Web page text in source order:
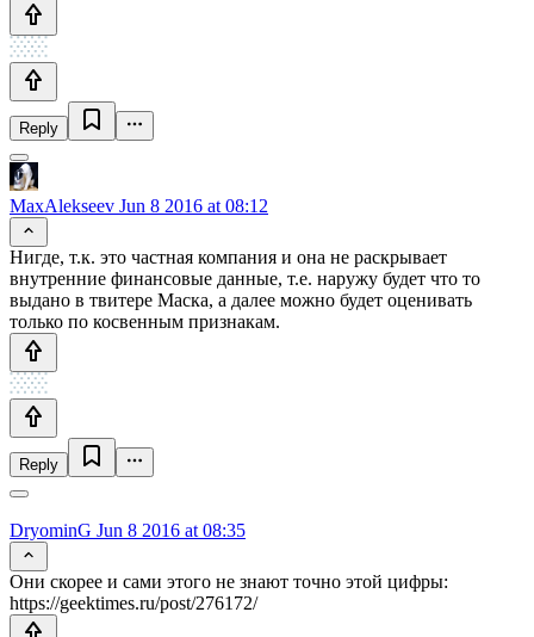
Reply
MaxAlekseev Jun 8 2016 at 08:12
Нигде, т.к. это частная компания и она не раскрывает
внутренние финансовые данные, т.е. наружу будет что то
выдано в твитере Маска, а далее можно будет оценивать
только по косвенным признакам.
Reply
DryominG Jun 8 2016 at 08:35
Они скорее и сами этого не знают точно этой цифры:
https://geektimes.ru/post/276172/